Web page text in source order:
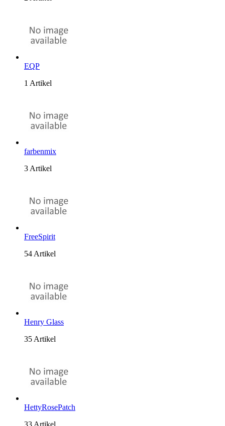
EQP
1 Artikel
farbenmix
3 Artikel
FreeSpirit
54 Artikel
Henry Glass
35 Artikel
HettyRosePatch
33 Artikel